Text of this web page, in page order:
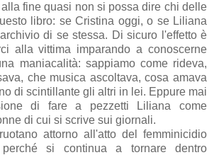
fine quasi non si possa dire chi delle
libro: se Cristina oggi, o se Liliana
di se stessa. Di sicuro l'effetto è
alla vittima imparando a conoscerne
maniacalità: sappiamo come rideva,
che musica ascoltava, cosa amava
di scintillante gli altri in lei. Eppure mai
di fare a pezzetti Liliana come
di cui si scrive sui giornali.
attorno all'atto del femminicidio
perché si continua a tornare dentro